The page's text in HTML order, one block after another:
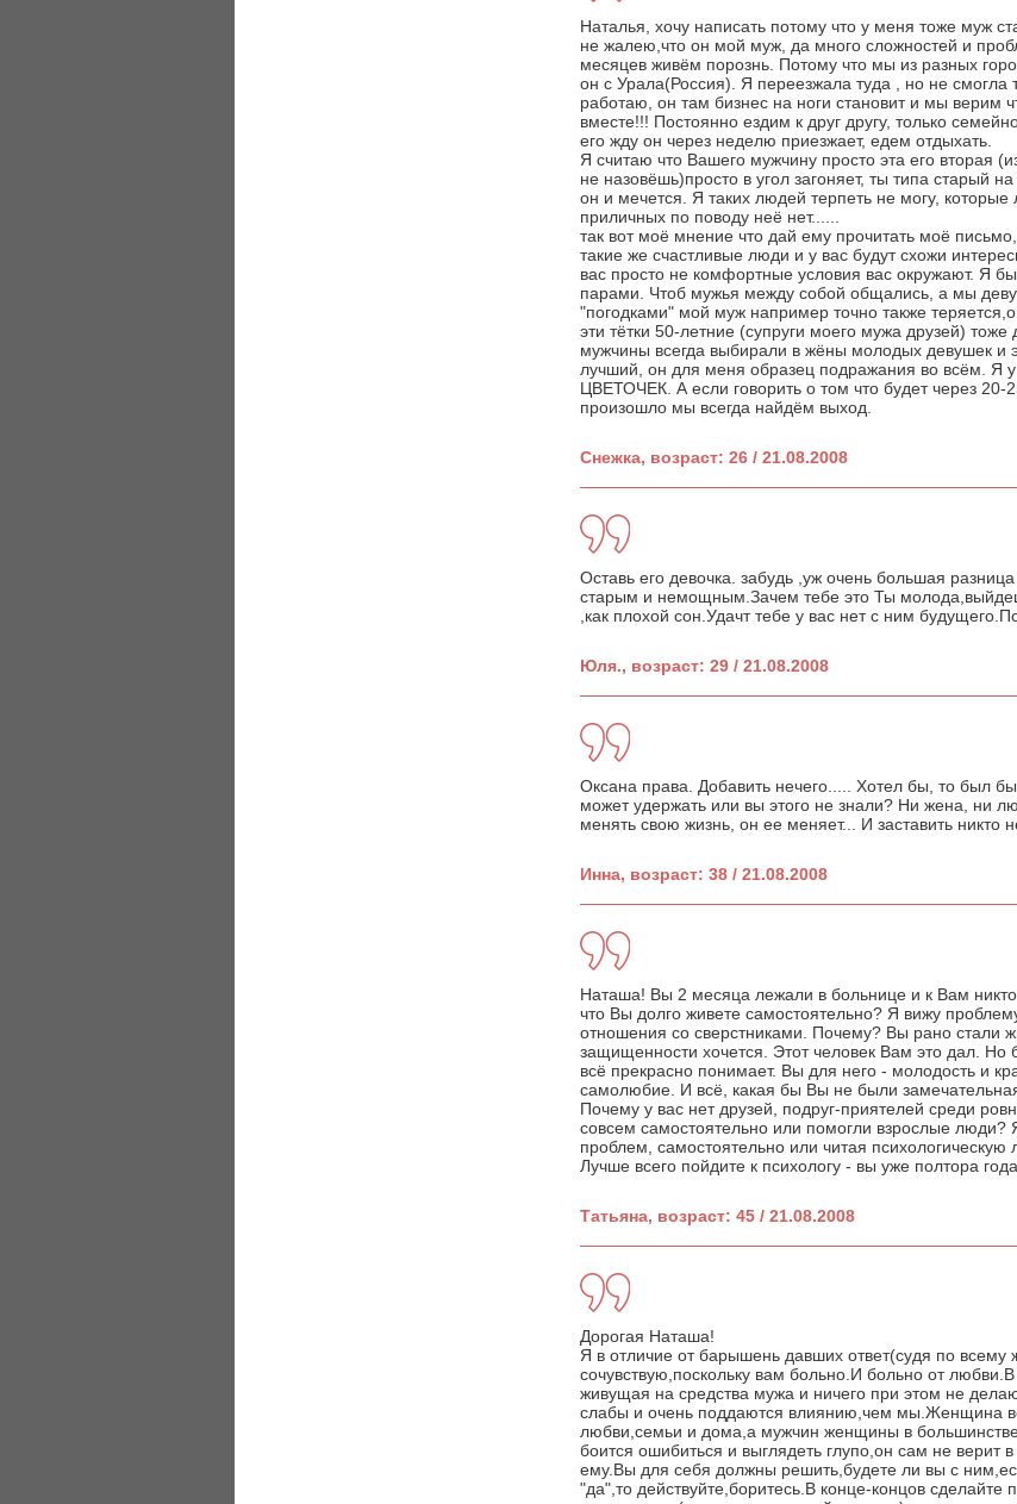
Наталья, хочу написать потому что у меня тоже муж
не жалею,что он мой муж, да много сложностей и
месяцев живём порознь. Потому что мы из разных
он с Урала(Россия). Я переезжала туда , но не
работаю, он там бизнес на ноги становит и мы верим
вместе!!! Постоянно ездим к друг другу, только
его жду он через неделю приезжает, едем отдыхать.
Я считаю что Вашего мужчину просто эта его вторая
не назовёшь)просто в угол загоняет, ты типа старый
он и мечется. Я таких людей терпеть не могу, которые
приличных по поводу неё нет......
так вот моё мнение что дай ему прочитать моё
такие же счастливые люди и у вас будут схожи
вас просто не комфортные условия вас окружают. Я
парами. Чтоб мужья между собой общались, а мы
"погодками" мой муж например точно также
эти тётки 50-летние (супруги моего мужа друзей)
мужчины всегда выбирали в жёны молодых девушек
лучший, он для меня образец подражания во всём. Я у
ЦВЕТОЧЕК. А если говорить о том что будет через 20-
произошло мы всегда найдём выход.
Снежка, возраст: 26 / 21.08.2008
Оставь его девочка. забудь ,уж очень большая
старым и немощным.Зачем тебе это Ты
,как плохой сон.Удачт тебе у вас нет с ним
Юля., возраст: 29 / 21.08.2008
Оксана права. Добавить нечего..... Хотел бы, то был
может удержать или вы этого не знали? Ни жена, ни
менять свою жизнь, он ее меняет... И заставить никто
Инна, возраст: 38 / 21.08.2008
Наташа! Вы 2 месяца лежали в больнице и к Вам
что Вы долго живете самостоятельно? Я вижу
отношения со сверстниками. Почему? Вы рано стали
защищенности хочется. Этот человек Вам это дал. Но
всё прекрасно понимает. Вы для него - молодость и
самолюбие. И всё, какая бы Вы не были
Почему у вас нет друзей, подруг-приятелей среди
совсем самостоятельно или помогли взрослые люди?
проблем, самостоятельно или читая психологическую
Лучше всего пойдите к психологу - вы уже полтора
Татьяна, возраст: 45 / 21.08.2008
Дорогая Наташа!
Я в отличие от барышень давших ответ(судя по
сочувствую,поскольку вам больно.И больно от
живущая на средства мужа и ничего при этом не
слабы и очень поддаются влиянию,чем мы.Женщина
любви,семьи и дома,а мужчин женщины в
боится ошибиться и выглядеть глупо,он сам не верит
ему.Вы для себя должны решить,будете ли вы с
"да",то действуйте,боритесь.В конце-концов